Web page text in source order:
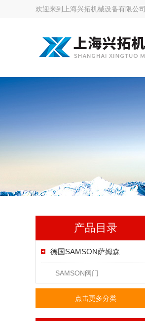
欢迎来到 上海兴拓机械设备有限公司
产品目录
德国SAMSON萨姆森
SAMSON阀门
点击更多分类